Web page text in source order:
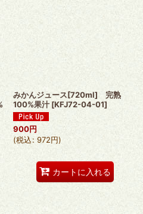
みかんジュース[720ml] 完熟
100%果汁 [KFJ72-04-01]
900円
(税込: 972円)
カートに入れる